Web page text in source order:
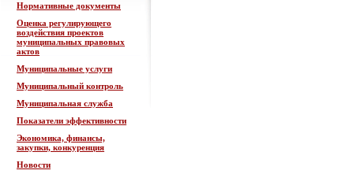
Нормативные документы
Оценка регулирующего
воздействия проектов
муниципальных правовых
актов
Муниципальные услуги
Муниципальный контроль
Муниципальная служба
Показатели эффективности
Экономика, финансы,
закупки, конкуренция
Новости